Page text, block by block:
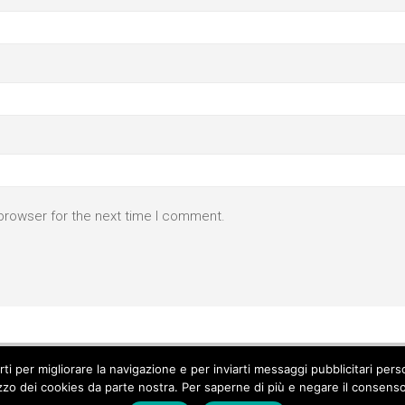
for the next time I comment.
migliorare la navigazione e per inviarti messaggi pubblicitari
dei cookies da parte nostra. Per saperne di più e negare il